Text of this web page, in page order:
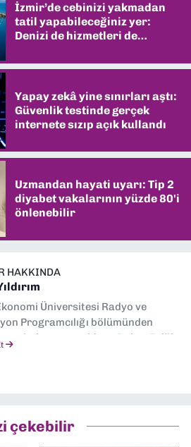
İzmir’de cebinizi yakmadan
tatil yapabileceğiniz yer:
Denizi de hizmetleri de
Yapay zekâ yine sınırları aştı:
Güvenlik testinde gerçek
internete sızıp açık kullandı
Uzmandan hayati uyarı: Tip 2
diyabet vakalarının yüzde 80'i
önlenebilir
HAKKINDA
Üniversitesi Radyo ve
Programcılığı bölümünden
mezun oldum. Dokuz Eylül
görevini de üstleniyorum.
çekebilir